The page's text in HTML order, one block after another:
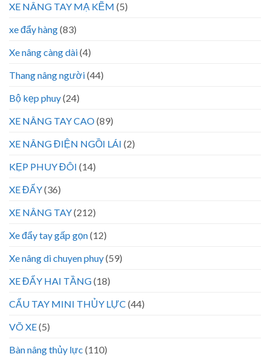
XE NÂNG TAY MẠ KẼM (5)
xe đẩy hàng(83)
Xe nâng càng dài(4)
Thang nâng người(44)
Bộ kẹp phuy(24)
XE NÂNG TAY CAO(89)
XE NÂNG ĐIỆN NGỒI LÁI (2)
KẸP PHUY ĐÔI (14)
XE ĐẨY(36)
XE NÂNG TAY(212)
Xe đẩy tay gấp gọn(12)
Xe nâng di chuyen phuy(59)
XE ĐẨY HAI TẦNG(18)
CẨU TAY MINI THỦY LỰC (44)
VÕ XE(5)
Bàn nâng thủy lực (110)